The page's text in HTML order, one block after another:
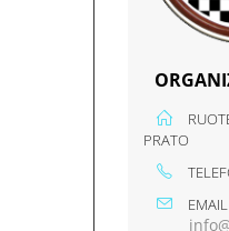
PRATO
EMAIL